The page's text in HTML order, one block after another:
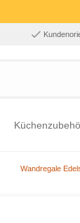
Wandregale